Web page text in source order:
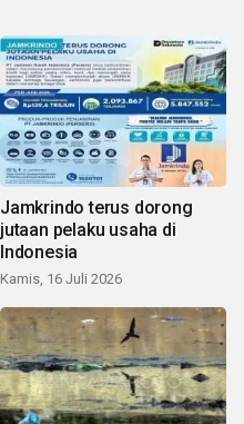
Jamkrindo terus dorong
jutaan pelaku usaha di
Indonesia
Kamis, 16 Juli 2026